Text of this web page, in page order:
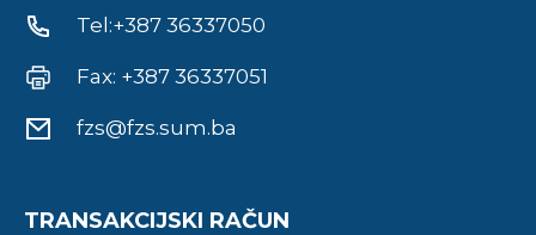
Tel:+387 36337050
Fax: +387 36337051
fzs@fzs.sum.ba
TRANSAKCIJSKI RAČUN